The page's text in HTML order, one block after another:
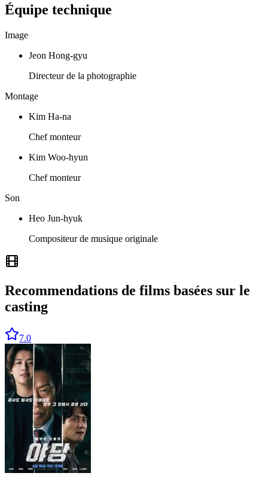
Équipe technique
Image
Jeon Hong-gyu
Directeur de la photographie
Montage
Kim Ha-na
Chef monteur
Kim Woo-hyun
Chef monteur
Son
Heo Jun-hyuk
Compositeur de musique originale
Recommendations de films basées sur le
casting
7.0